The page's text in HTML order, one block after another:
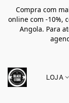
Compra com
online com -10%,
Angola. Para
LOJA